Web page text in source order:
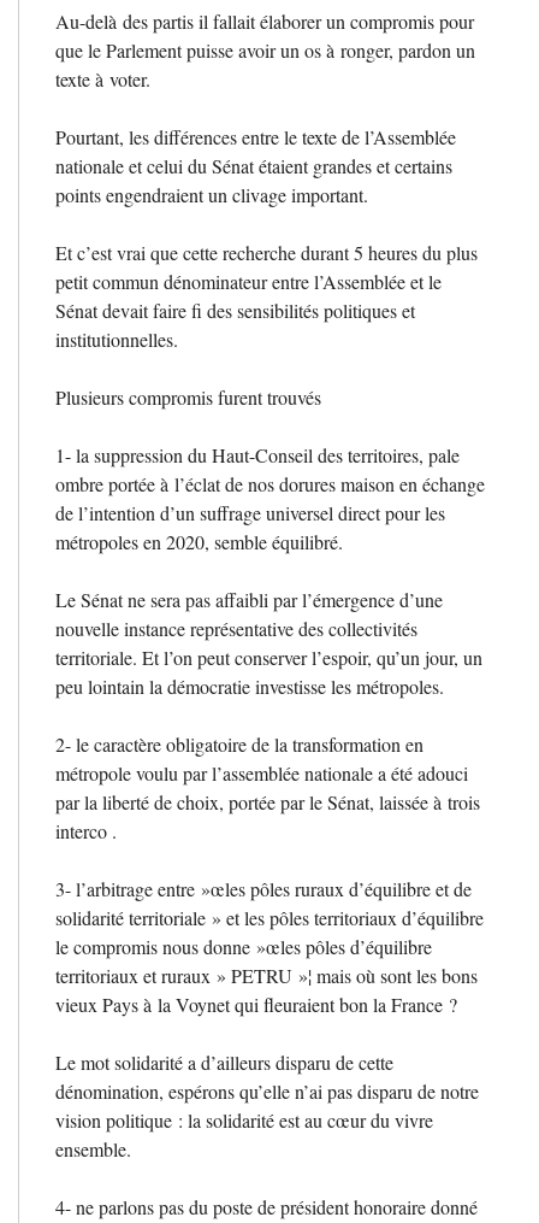
Au-delà des partis il fallait élaborer un compromis pour
que le Parlement puisse avoir un os à ronger, pardon un
texte à voter.
Pourtant, les différences entre le texte de l’Assemblée
nationale et celui du Sénat étaient grandes et certains
points engendraient un clivage important.
Et c’est vrai que cette recherche durant 5 heures du plus
petit commun dénominateur entre l’Assemblée et le
Sénat devait faire fi des sensibilités politiques et
institutionnelles.
Plusieurs compromis furent trouvés
1- la suppression du Haut-Conseil des territoires, pale
ombre portée à l’éclat de nos dorures maison en échange
de l’intention d’un suffrage universel direct pour les
métropoles en 2020, semble équilibré.
Le Sénat ne sera pas affaibli par l’émergence d’une
nouvelle instance représentative des collectivités
territoriale. Et l’on peut conserver l’espoir, qu’un jour, un
peu lointain la démocratie investisse les métropoles.
2- le caractère obligatoire de la transformation en
métropole voulu par l’assemblée nationale a été adouci
par la liberté de choix, portée par le Sénat, laissée à trois
interco .
3- l’arbitrage entre »œles pôles ruraux d’équilibre et de
solidarité territoriale » et les pôles territoriaux d’équilibre
le compromis nous donne »œles pôles d’équilibre
territoriaux et ruraux » PETRU »¦ mais où sont les bons
vieux Pays à la Voynet qui fleuraient bon la France ?
Le mot solidarité a d’ailleurs disparu de cette
dénomination, espérons qu’elle n’ai pas disparu de notre
vision politique : la solidarité est au cœur du vivre
ensemble.
4- ne parlons pas du poste de président honoraire donné